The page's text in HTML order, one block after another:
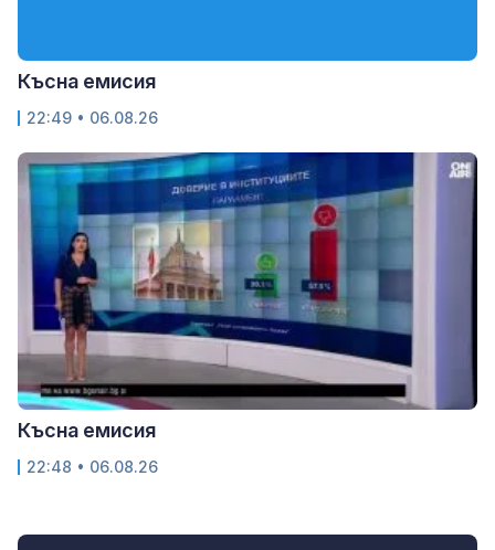
Късна емисия
22:49 • 06.08.26
Късна емисия
22:48 • 06.08.26